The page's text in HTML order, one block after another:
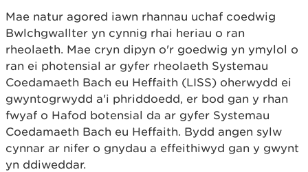
Mae natur agored iawn rhannau uchaf coedwig
Bwlchgwallter yn cynnig rhai heriau o ran
rheolaeth. Mae cryn dipyn o'r goedwig yn ymylol o
ran ei photensial ar gyfer rheolaeth Systemau
Coedamaeth Bach eu Heffaith (LISS) oherwydd ei
gwyntogrwydd a'i phriddoedd, er bod gan y rhan
fwyaf o Hafod botensial da ar gyfer Systemau
Coedamaeth Bach eu Heffaith. Bydd angen sylw
cynnar ar nifer o gnydau a effeithiwyd gan y gwynt
yn ddiweddar.